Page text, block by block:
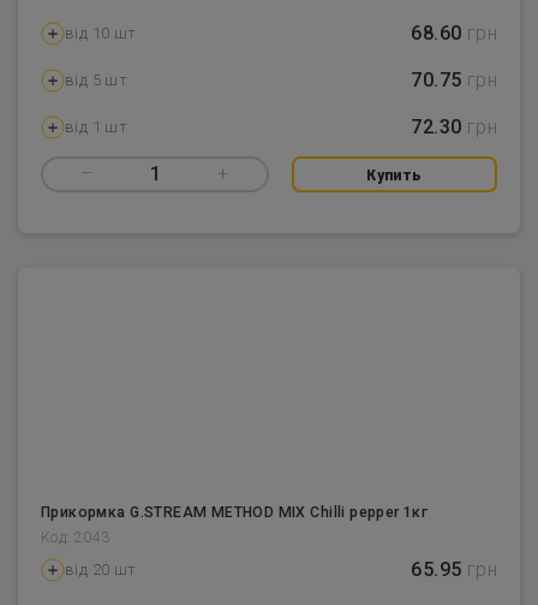
від 10 шт 68.60 грн
від 5 шт 70.75 грн
від 1 шт 72.30 грн
– 1 + Купить
Прикормка G.STREAM METHOD MIX Chilli pepper 1кг
Код: 2043
від 20 шт 65.95 грн